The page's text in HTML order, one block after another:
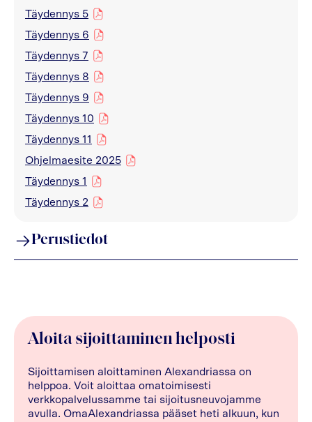
Täydennys 5
pdf
Täydennys 6
pdf
Täydennys 7
pdf
Täydennys 8
pdf
Täydennys 9
pdf
Täydennys 10
pdf
Täydennys 11
pdf
Ohjelmaesite 2025
pdf
Täydennys 1
pdf
Täydennys 2
pdf
Perustiedot
Aloita sijoittaminen helposti
Sijoittamisen aloittaminen Alexandriassa on
helppoa. Voit aloittaa omatoimisesti
verkkopalvelussamme tai sijoitusneuvojamme
avulla. OmaAlexandriassa pääset heti alkuun, kun